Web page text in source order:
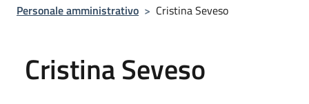
Personale amministrativo > Cristina Seveso
Cristina Seveso